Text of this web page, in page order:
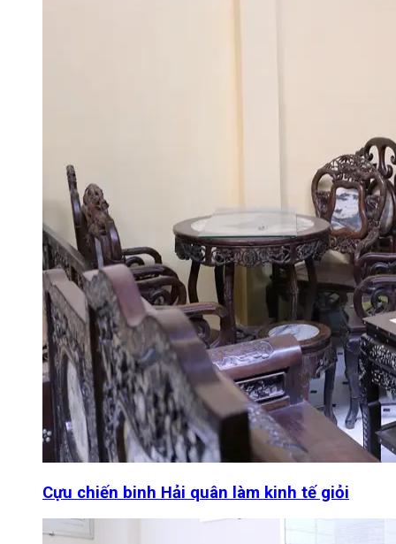
Cựu chiến binh Hải quân làm kinh tế giỏi